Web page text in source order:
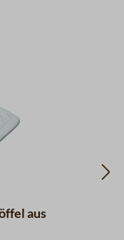
aus